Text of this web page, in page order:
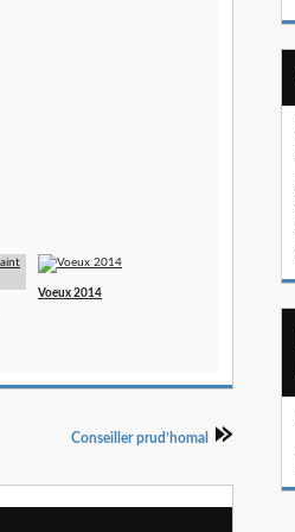
Voeux 2014
Conseiller prud’homal